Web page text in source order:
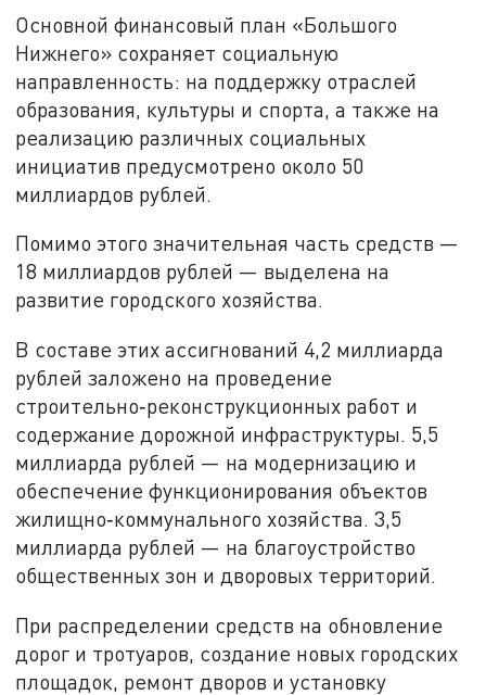
Основной финансовый план «Большого
Нижнего» сохраняет социальную
направленность: на поддержку отраслей
образования, культуры и спорта, а также на
реализацию различных социальных
инициатив предусмотрено около 50
миллиардов рублей.
Помимо этого значительная часть средств —
18 миллиардов рублей — выделена на
развитие городского хозяйства.
В составе этих ассигнований 4,2 миллиарда
рублей заложено на проведение
строительно‑реконструкционных работ и
содержание дорожной инфраструктуры. 5,5
миллиарда рублей — на модернизацию и
обеспечение функционирования объектов
жилищно‑коммунального хозяйства. 3,5
миллиарда рублей — на благоустройство
общественных зон и дворовых территорий.
При распределении средств на обновление
дорог и тротуаров, создание новых городских
площадок, ремонт дворов и установку